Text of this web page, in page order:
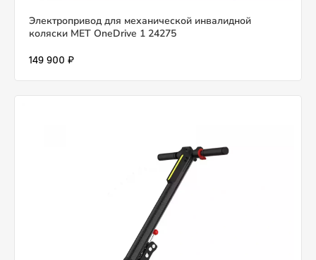
Электропривод для механической инвалидной
коляски MET OneDrive 1 24275
149 900 ₽